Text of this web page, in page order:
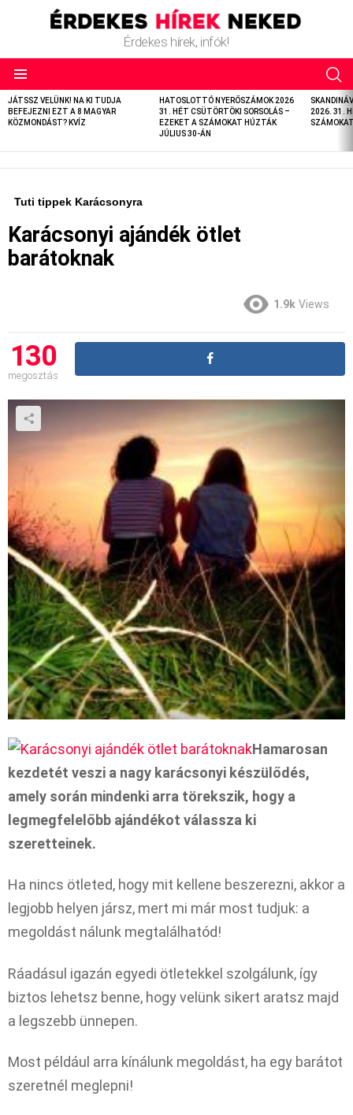
Érdekes hírek, infók!
LATEST
STORIES
JÁTSSZ VELÜNK! NA KI TUDJA
BEFEJEZNI EZT A 8 MAGYAR
KÖZMONDÁST? KVÍZ
HATOSLOTTÓ NYERŐSZÁMOK 2026
31. HÉT CSÜTÖRTÖKI SORSOLÁS –
EZEKET A SZÁMOKAT HÚZTÁK
JÚLIUS 30-ÁN
2026. 31.
Tuti tippek Karácsonyra
Karácsonyi ajándék ötlet
barátoknak
1.9k Views
130
megosztás
Hamarosan
kezdetét veszi a nagy karácsonyi készülődés,
amely során mindenki arra törekszik, hogy a
legmegfelelőbb ajándékot válassza ki
szeretteinek.
Ha nincs ötleted, hogy mit kellene beszerezni, akkor a
legjobb helyen jársz, mert mi már most tudjuk: a
megoldást nálunk megtalálhatód!
Ráadásul igazán egyedi ötletekkel szolgálunk, így
biztos lehetsz benne, hogy velünk sikert aratsz majd
a legszebb ünnepen.
Most például arra kínálunk megoldást, ha egy barátot
szeretnél meglepni!